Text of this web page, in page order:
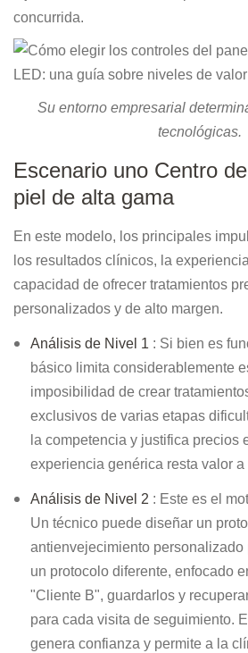
concurrida.
Su entorno empresarial
tecnológicas.
Escenario uno Centro
piel de alta gama
En este modelo, los principales
los resultados clínicos, la
capacidad de ofrecer tratamientos
personalizados y de alto margen.
Análisis de Nivel 1 : Si bien es
básico limita considerablemente
imposibilidad de crear
exclusivos de varias etapas
la competencia y justifica precios
experiencia genérica resta valor
Análisis de Nivel 2 : Este es el
Un técnico puede diseñar un
antienvejecimiento personalizado
un protocolo diferente, enfocado
"Cliente B", guardarlos y
para cada visita de seguimiento.
genera confianza y permite a la